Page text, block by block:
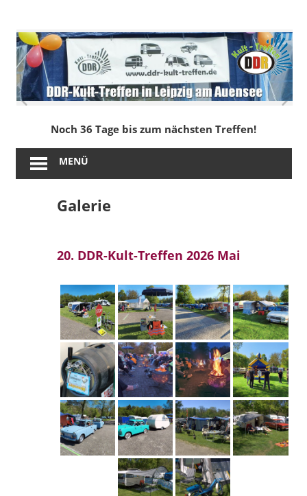
springen
DDR-
Kult-
Treffen
in
Leipzig
am
Noch 36 Tage bis zum nächsten Treffen!
MENÜ
Galerie
20. DDR-Kult-Treffen 2026 Mai